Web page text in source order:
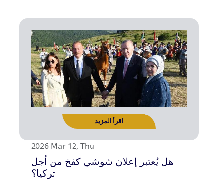
2026 Mar 12, Thu
هل يُعتبر إعلان شوشي كفخ من أجل
تركيا؟